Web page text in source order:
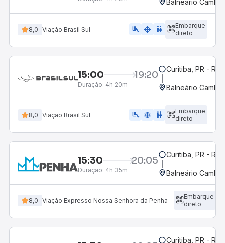
Balneário
8,0 Viação Brasil Sul airline_seat_legroom_extra ac_unit WC
Embarque
direto
15:00 19:20
Duração: 4h 20m
Curitiba, PR -
Balneário
8,0 Viação Brasil Sul airline_seat_legroom_extra ac_unit wc
Embarque
direto
15:30 20:05
Duração: 4h 35m
Curitiba, PR -
Balneário
8,0 Viação Expresso Nossa Senhora da Penha
Embarque
direto
Curitiba, PR -